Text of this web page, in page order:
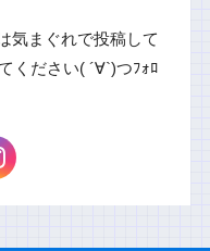
気まぐれで投稿して
ください( ´∀`)つﾌｫﾛ